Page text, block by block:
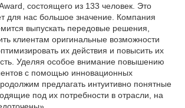
состоящего из 133 человек. Это
для нас большое значение. Компания
выпускать передовые решения,
клиентам оригинальные возможности
их действия и повысить их
Уделяя особое внимание повышению
с помощью инновационных
предлагать интуитивно понятные
под их потребности в отрасли, на